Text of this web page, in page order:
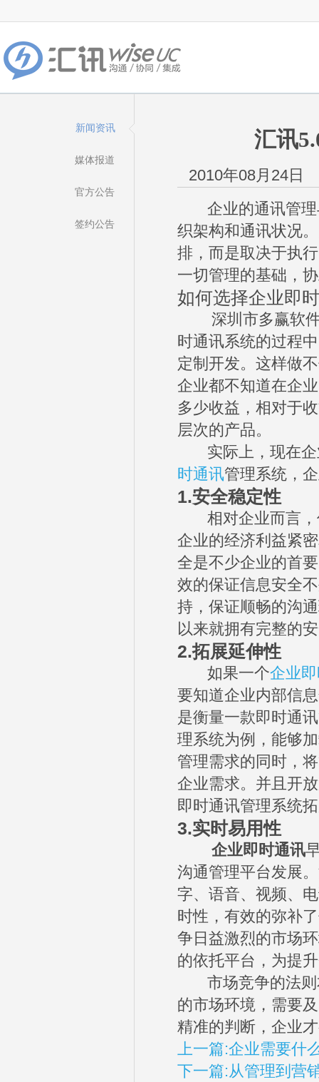
新闻资讯
媒体报道
官方公告
签约公告
汇讯
2010年08月24日
企业的通讯管理
织架构和通讯状况
排，而是取决于执
一切管理的基础，
如何选择企业即
深圳市多赢软件
时通讯系统的过程
定制开发。这样做
企业都不知道在企
多少收益，相对于
层次的产品。
实际上，现在企
时通讯管理系统，
1.安全稳定性
相对企业而言，
企业的经济利益紧
全是不少企业的首
效的保证信息安全
持，保证顺畅的沟
以来就拥有完整的
2.拓展延伸性
如果一个企业
要知道企业内部信
是衡量一款即时通
理系统为例，能够
管理需求的同时，
企业需求。并且开
即时通讯管理系统
3.实时易用性
企业即时通讯
沟通管理平台发展
字、语音、视频、
时性，有效的弥补
争日益激烈的市场
的依托平台，为提
市场竞争的法则
的市场环境，需要
精准的判断，企业
上一篇:企业需要什
下一篇:从管理到营